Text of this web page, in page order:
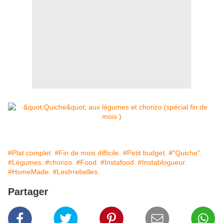
#Plat complet. #Fin de mois difficile. #Petit budget. #"Quiche".
#Légumes. #chorizo. #Food. #Instafood. #Instablogueur.
#HomeMade. #Lesfrrebelles.
Partager